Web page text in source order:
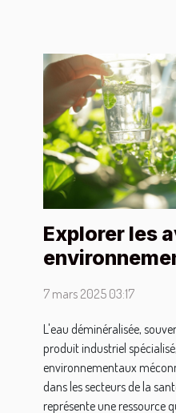
Explorer les
déminéralisée
7 mars 2025 03:17
L'eau déminéralisée,
produit industriel
environnementaux
dans les secteurs de la
représente une ressource